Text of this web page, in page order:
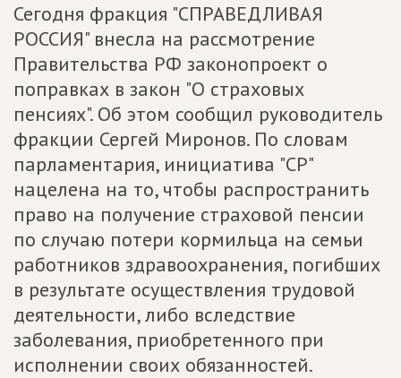
Сегодня фракция "СПРАВЕДЛИВАЯ
РОССИЯ" внесла на рассмотрение
Правительства РФ законопроект о
поправках в закон "О страховых
пенсиях". Об этом сообщил руководитель
фракции Сергей Миронов. По словам
парламентария, инициатива "СР"
нацелена на то, чтобы распространить
право на получение страховой пенсии
по случаю потери кормильца на семьи
работников здравоохранения, погибших
в результате осуществления трудовой
деятельности, либо вследствие
заболевания, приобретенного при
исполнении своих обязанностей.